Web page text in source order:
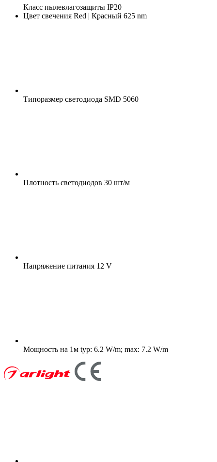
Класс пылевлагозащиты IP20
Цвет свечения Red | Красный 625 nm
Типоразмер светодиода SMD 5060
Плотность светодиодов 30 шт/м
Напряжение питания 12 V
Мощность на 1м typ: 6.2 W/m; max: 7.2 W/m